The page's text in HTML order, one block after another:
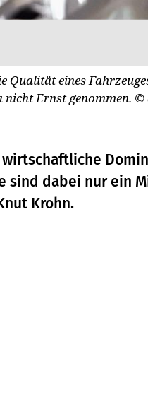
eines
Ernst genommen. ©
sind dabei nur ein
Krohn.